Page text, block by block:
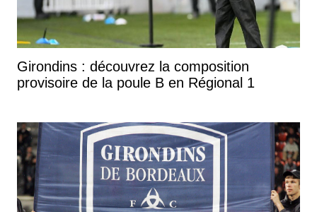
Girondins : découvrez la composition
provisoire de la poule B en Régional 1